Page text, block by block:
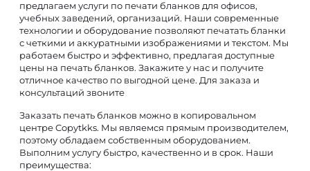
предлагаем услуги по печати бланков для офисов,
учебных заведений, организаций. Наши современные
технологии и оборудование позволяют печатать бланки
с четкими и аккуратными изображениями и текстом. Мы
работаем быстро и эффективно, предлагая доступные
цены на печать бланков. Закажите у нас и получите
отличное качество по выгодной цене. Для заказа и
консультаций звоните
Заказать печать бланков можно в копировальном
центре Copytkks. Мы являемся прямым производителем,
поэтому обладаем собственным оборудованием.
Выполним услугу быстро, качественно и в срок. Наши
преимущества: